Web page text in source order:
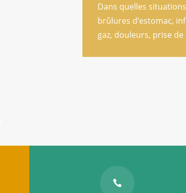
Dans quelles
brûlures d’estomac,
gaz, douleurs, prise
